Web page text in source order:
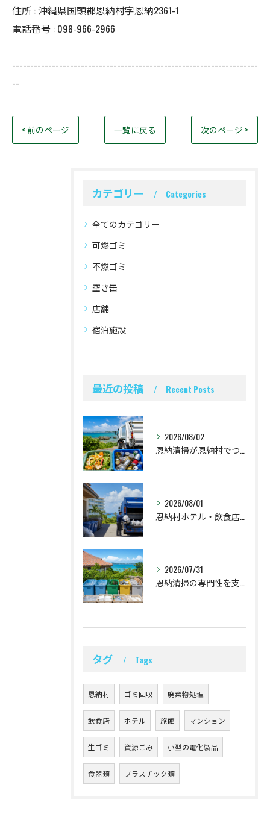
住所 : 沖縄県国頭郡恩納村字恩納2361-1
電話番号 : 098-966-2966
--------------------------------------------------------------------
--
< 前のページ 一覧に戻る 次のページ >
カテゴリー Categories
全てのカテゴリー
可燃ゴミ
不燃ゴミ
空き缶
店舗
宿泊施設
最近の投稿 Recent Posts
2026/08/02
2026/08/01
2026/07/31
タグ Tags
恩納村 ゴミ回収 廃棄物処理
飲食店 ホテル 旅館 マンション
生ゴミ 資源ごみ 小型の電化製品
食器類 プラスチック類